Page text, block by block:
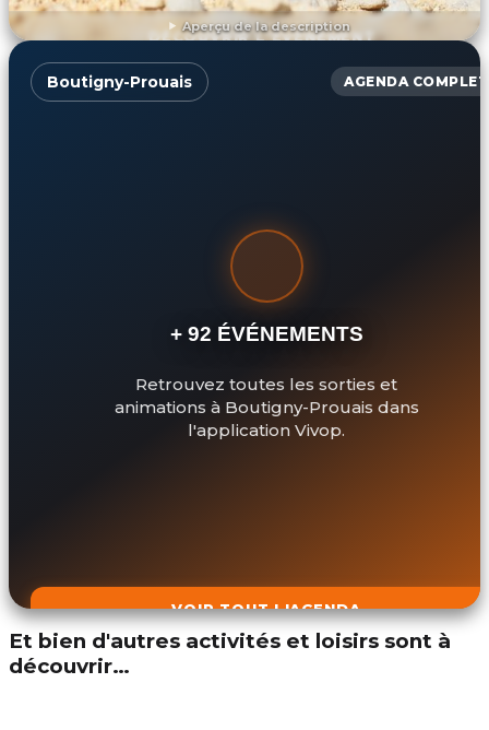
Aperçu de la description
DÉCOUVRIR L'ÉVÉNEMENT
Boutigny-Prouais AGENDA COMPLET
+ 92 ÉVÉNEMENTS
Retrouvez toutes les sorties et
animations à Boutigny-Prouais dans
l'application Vivop.
VOIR TOUT L'AGENDA
Et bien d'autres activités et loisirs sont à
découvrir…